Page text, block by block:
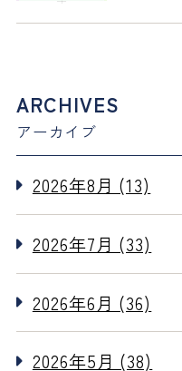
ARCHIVES
アーカイブ
2026年8月 (13)
2026年7月 (33)
2026年6月 (36)
2026年5月 (38)